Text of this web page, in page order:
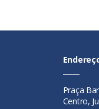
Praça
Centro,